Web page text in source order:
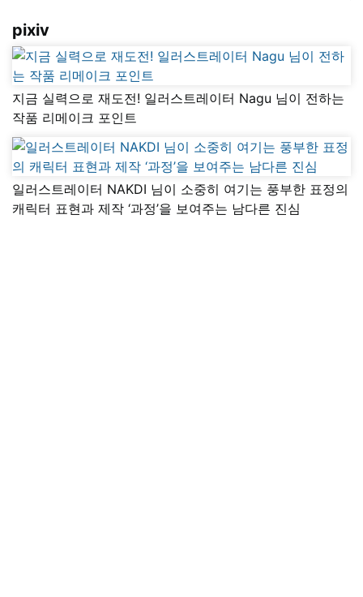
pixiv
지금 실력으로 재도전! 일러스트레이터 Nagu 님이 전하는
작품 리메이크 포인트
일러스트레이터 NAKDI 님이 소중히 여기는 풍부한 표정의
캐릭터 표현과 제작 ‘과정’을 보여주는 남다른 진심